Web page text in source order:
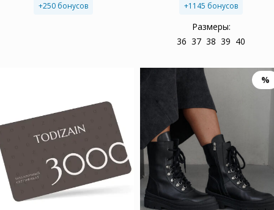
+250 бонусов составляла
+1145 бонусов
Размеры:
36 37 38 39 40